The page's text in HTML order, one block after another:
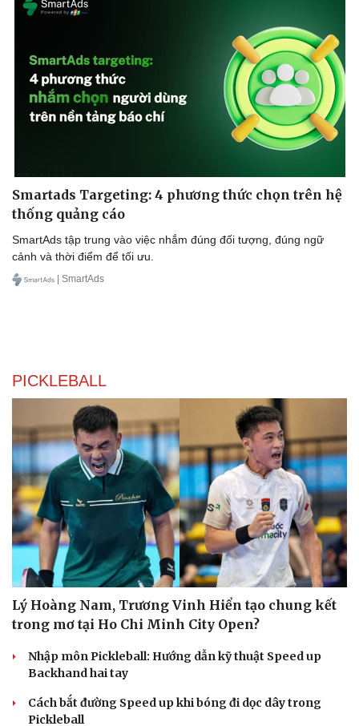
Du lịch
Smartads Targeting: 4 phương thức chọn trên hệ
thống quảng cáo
SmartAds tập trung vào việc nhắm đúng đối tượng, đúng ngữ
cảnh và thời điểm để tối ưu.
| SmartAds
PICKLEBALL
Lý Hoàng Nam, Trương Vinh Hiển tạo chung kết
trong mơ tại Ho Chi Minh City Open?
Nhập môn Pickleball: Hướng dẫn kỹ thuật Speed up
Backhand hai tay
Cách bắt đường Speed up khi bóng đi dọc dây trong
Pickleball